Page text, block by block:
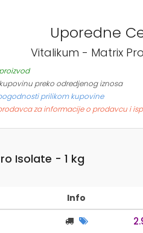
Uporedne
Vitalikum - Matrix
preko odredjenog iznosa
prilikom kupovine
za informacije o prodavcu i
Isolate - 1 kg
Info